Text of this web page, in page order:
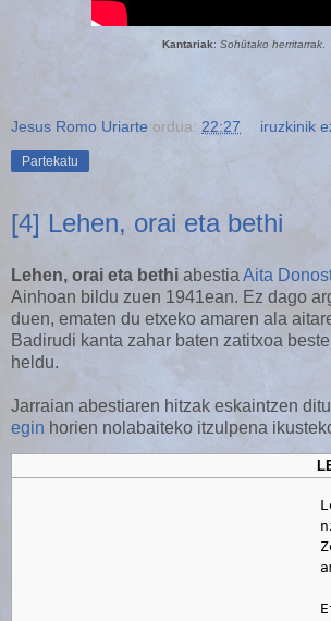
Kantariak: Sohütako herritarrak.
Jesus Romo Uriarte ordua: 22:27 iruzkinik
Partekatu
[4] Lehen, orai eta bethi
Lehen, orai eta bethi abestia Aita
Ainhoan bildu zuen 1941ean. Ez dago
duen, ematen du etxeko amaren ala
Badirudi kanta zahar baten zatitxoa
heldu.
Jarraian abestiaren hitzak eskaintzen
egin horien nolabaiteko itzulpena